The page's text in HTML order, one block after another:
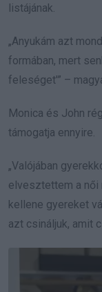
listájának.
„Anyukám azt
formában, mert
feleséget'” –
Monica és John
támogatja ennyire.
„Valójában
elvesztettem a női
kellene gyereket
azt csináljuk, amit